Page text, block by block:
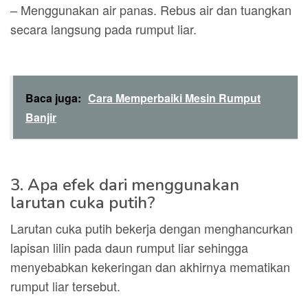
– Menggunakan air panas. Rebus air dan tuangkan
secara langsung pada rumput liar.
Baca juga: Cara Memperbaiki Mesin Rumput
Banjir
3. Apa efek dari menggunakan
larutan cuka putih?
Larutan cuka putih bekerja dengan menghancurkan
lapisan lilin pada daun rumput liar sehingga
menyebabkan kekeringan dan akhirnya mematikan
rumput liar tersebut.